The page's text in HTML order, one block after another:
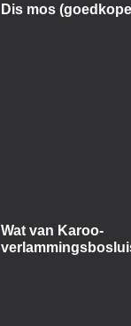
Dis mos
Wat van Karoo-